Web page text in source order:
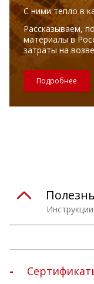
С ними тепло в
Рассказываем,
материалы в
затраты на
Подробнее